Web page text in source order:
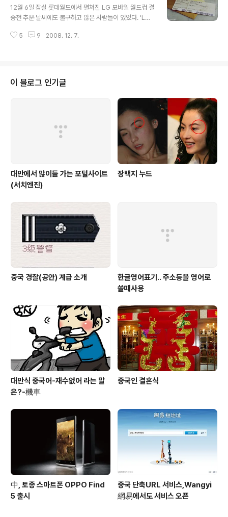
고투수상, 최고타자상, 최고구원투수상, 최고수비상, 신인
상 등등 각 종 부분에서 수상을 할 트로피~~~ 식이 거행되
전에 검색해보니 다양한 사진들이 나와있어서 뭘 올릴지
12월 6일 잠실 롯데월드에서 펼쳐진 LG 모바일 월드컵 결
승전 추운 날씨에도 불구하고 많은 사람들이 있었다. 'LG
리 보내는 실력을 겨루는 경기이다. 10월 28일부터 12월
이름이 등재되며, 전세계에서 진행되는 모바일 문자 대회
에 한국대표로 출전하는 기회도 함께 얻는다. LG 모바일
월드컵 행사 참석을 위해서 2장의 자유이용권을 받았다.
이쁘게 상품권처럼 주시는데 상품을 받은 기분이었다. 롯
데월드 입구 앞에 개설된 'LG모바일 월드컵' 부스~! 경기
가 펼쳐지기 전에 일찍..
5 9 2008. 12. 7.
이 블로그 인기글
대만에서 많이들 가는 포털사이트
(서치엔진)
장백지 누드
중국 경찰(공안) 계급 소개
한글영어표기.. 주소등을 영어로
쓸때사용
대만식 중국어-재수없어 라는 말
은?-機車
중국인 결혼식
中, 토종 스마트폰 OPPO Find
5 출시
중국 단축URL 서비스,Wangyi
網易에서도 서비스 오픈